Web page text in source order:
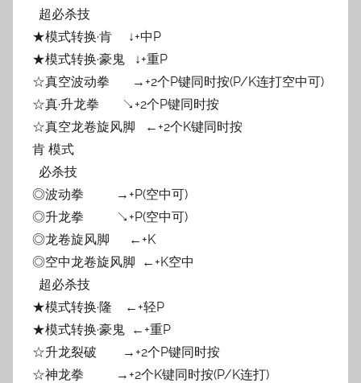
超必杀技
★模式转换·肯 ↓+中P
★模式转换·豪鬼 ↓+重P
☆真空波动拳 →+2个P键同时按(P/K连打空中可)
☆真·升龙拳 ↘+2个P键同时按
☆真空龙卷旋风脚 ←+2个K键同时按
肯 模式
必杀技
◎波动拳 →+P(空中可)
◎升龙拳 ↘+P(空中可)
◎龙卷旋风脚 ←+K
◎空中龙卷旋风脚 ←+K空中
超必杀技
★模式转换·隆 ←+轻P
★模式转换·豪鬼 ←+重P
☆升龙裂破 →+2个P键同时按
☆神龙拳 →+2个K键同时按(P/K连打)